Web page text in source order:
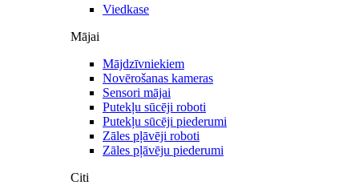
Viedkase
Mājai
Mājdzīvniekiem
Novērošanas kameras
Sensori mājai
Putekļu sūcēji roboti
Putekļu sūcēji piederumi
Zāles pļāvēji roboti
Zāles pļāvēju piederumi
Citi